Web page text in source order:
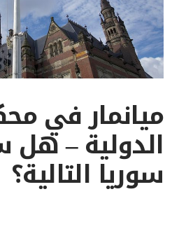
ميانمار في
الدولية –
سوريا التالية؟